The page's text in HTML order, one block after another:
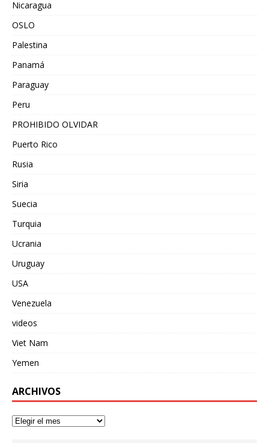
Nicaragua
OSLO
Palestina
Panamá
Paraguay
Peru
PROHIBIDO OLVIDAR
Puerto Rico
Rusia
Siria
Suecia
Turquia
Ucrania
Uruguay
USA
Venezuela
videos
Viet Nam
Yemen
ARCHIVOS